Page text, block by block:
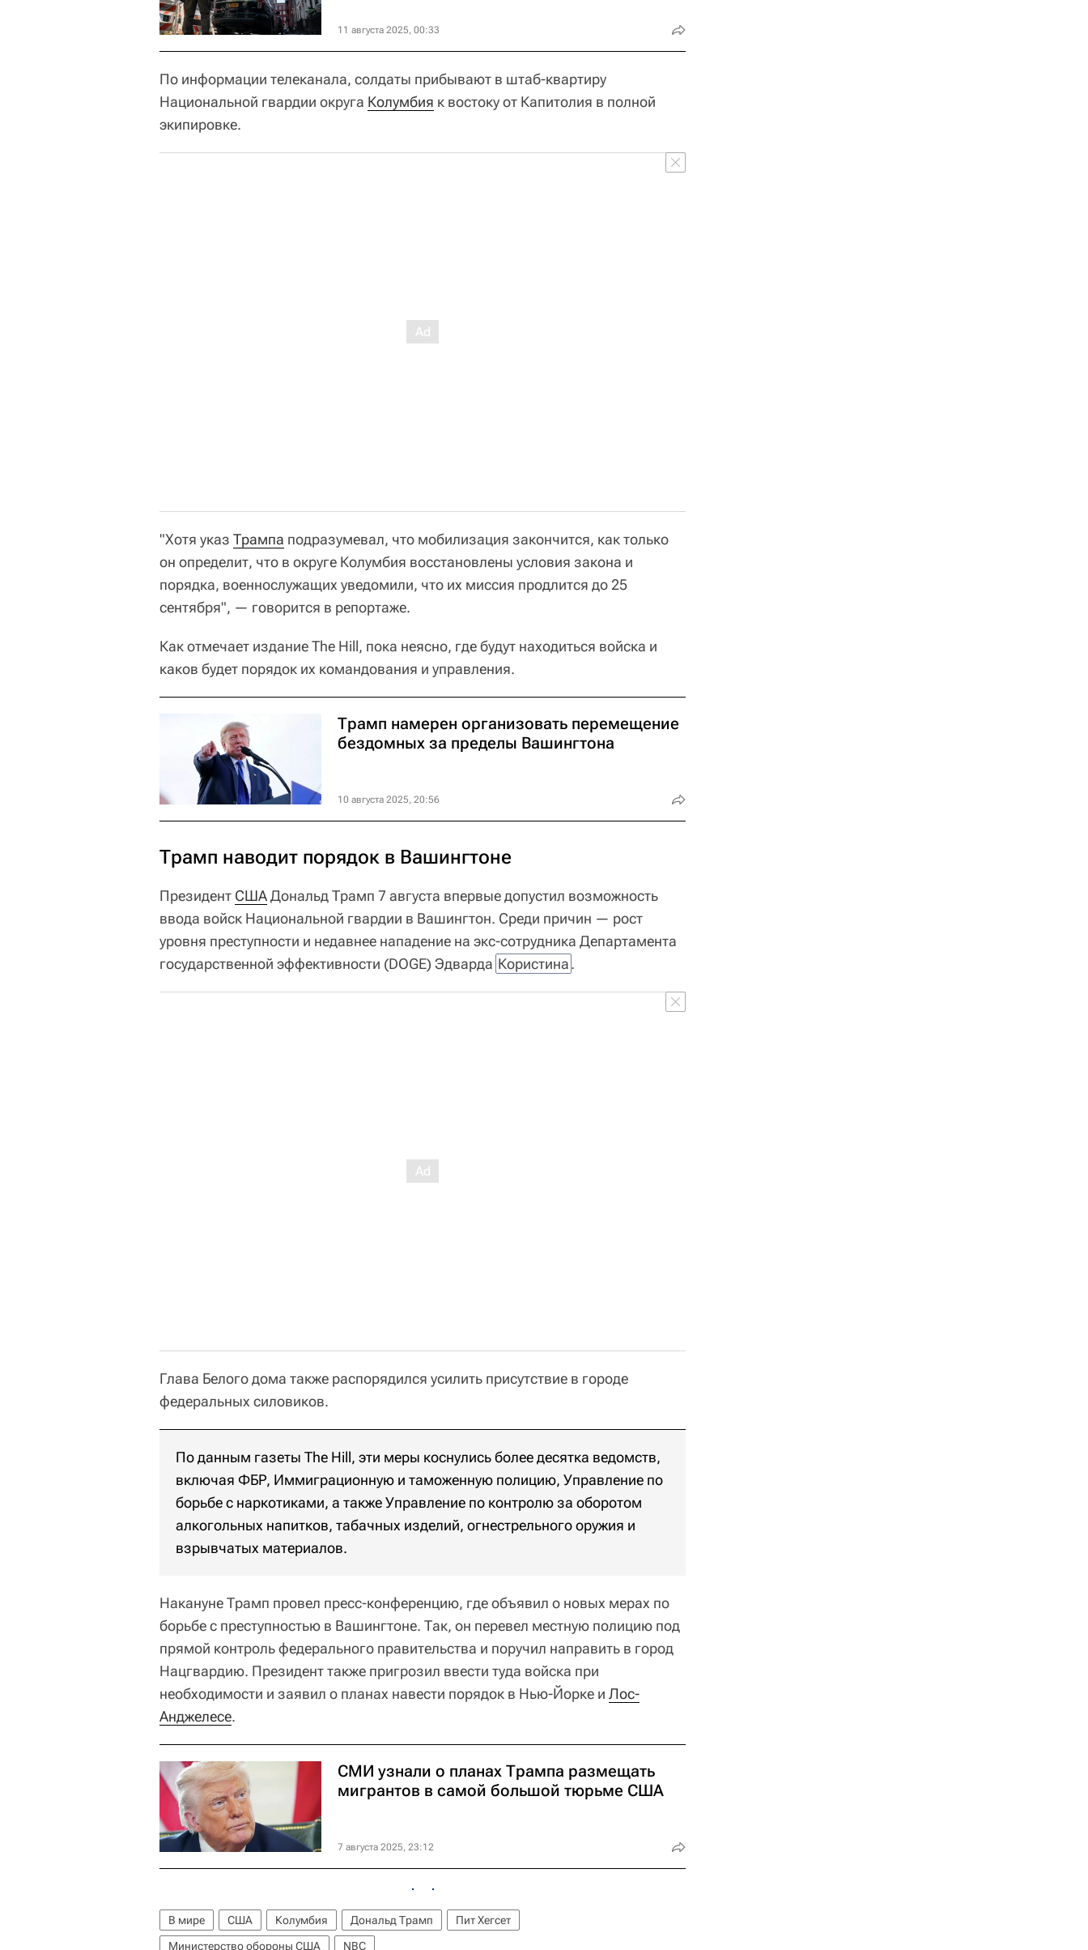
11 августа 2025, 00:33
По информации телеканала, солдаты прибывают в штаб-квартиру
Национальной гвардии округа Колумбия к востоку от Капитолия в полной
экипировке.
"Хотя указ Трампа подразумевал, что мобилизация закончится, как только
он определит, что в округе Колумбия восстановлены условия закона и
порядка, военнослужащих уведомили, что их миссия продлится до 25
сентября", — говорится в репортаже.
Как отмечает издание The Hill, пока неясно, где будут находиться войска и
каков будет порядок их командования и управления.
Трамп намерен организовать перемещение
бездомных за пределы Вашингтона
10 августа 2025, 20:56
Трамп наводит порядок в Вашингтоне
Президент СШАДональд Трамп 7 августа впервые допустил возможность
ввода войск Национальной гвардии в Вашингтон. Среди причин — рост
уровня преступности и недавнее нападение на экс-сотрудника Департамента
государственной эффективности (DOGE) Эдварда Користина.
Глава Белого дома также распорядился усилить присутствие в городе
федеральных силовиков.
По данным газеты The Hill, эти меры коснулись более десятка ведомств,
включая ФБР, Иммиграционную и таможенную полицию, Управление по
борьбе с наркотиками, а также Управление по контролю за оборотом
алкогольных напитков, табачных изделий, огнестрельного оружия и
взрывчатых материалов.
Накануне Трамп провел пресс-конференцию, где объявил о новых мерах по
борьбе с преступностью в Вашингтоне. Так, он перевел местную полицию под
прямой контроль федерального правительства и поручил направить в город
Нацгвардию. Президент также пригрозил ввести туда войска при
необходимости и заявил о планах навести порядок в Нью-Йорке и Лос-
Анджелесе.
СМИ узнали о планах Трампа размещать
мигрантов в самой большой тюрьме США
7 августа 2025, 23:12
В мире США Колумбия Дональд Трамп
Пит Хегсет
Министерство обороны США
NBC